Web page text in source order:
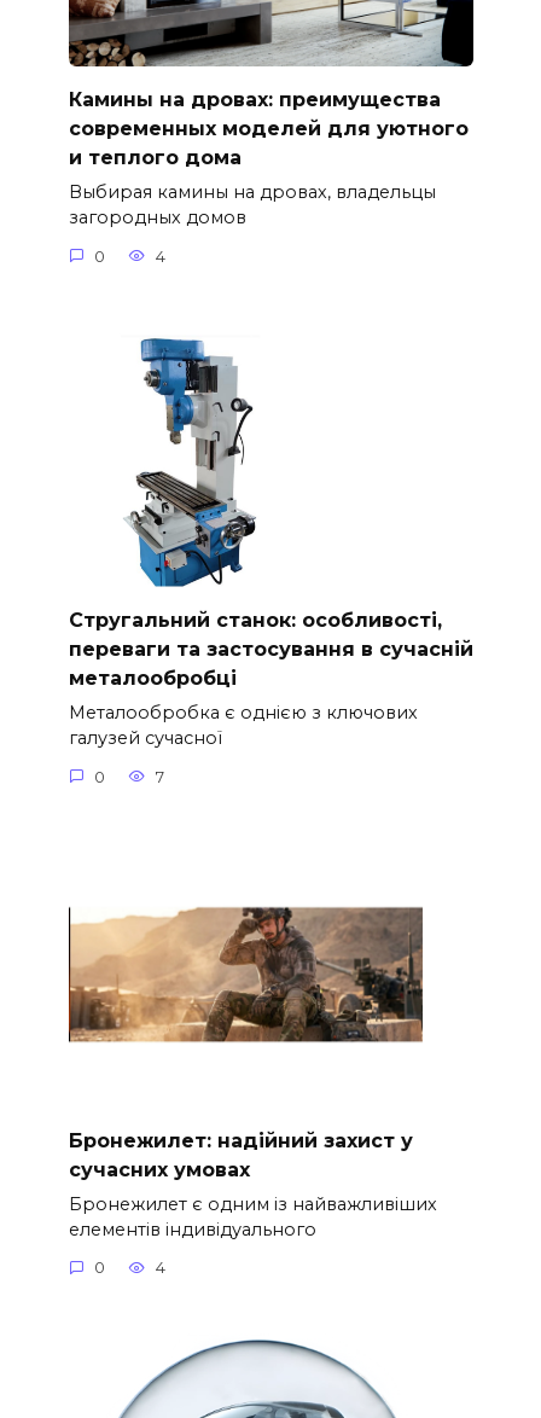
Камины на дровах: преимущества
современных моделей для уютного
и теплого дома
Выбирая камины на дровах, владельцы
загородных домов
0 4
Стругальний станок: особливості,
переваги та застосування в сучасній
металообробці
Металообробка є однією з ключових
галузей сучасної
0 7
Бронежилет: надійний захист у
сучасних умовах
Бронежилет є одним із найважливіших
елементів індивідуального
0 4